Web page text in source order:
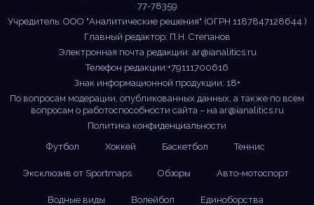
77-78359
Учредитель: ООО "Аналитические решения" (ОГРН 1187847128644 )
Главный редактор: П.Н. Степанов
Электронная почта редакции: ar@ianalitics.ru
Телефон редакции:+79111700616
Знак информационной продукции: 18+
По вопросам модерации, опубликованных данных, а также по всем
вопросам о работоспособности сайта – на ar@ianalitics.ru
Политика конфиденциальности
Футбол
Хоккей Баскетбол Теннис
Эксклюзив от Sportmaps Обзоры Авто-мотоспорт
Водные виды Волейбол Единоборства